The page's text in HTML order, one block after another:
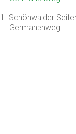
Schönwalder
Germanenweg